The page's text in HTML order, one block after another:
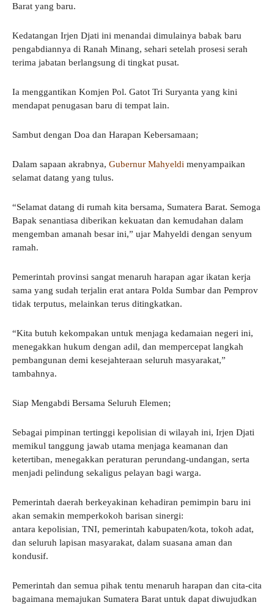
Barat yang baru.
Kedatangan Irjen Djati ini menandai dimulainya babak baru
pengabdiannya di Ranah Minang, sehari setelah prosesi serah
terima jabatan berlangsung di tingkat pusat.
Ia menggantikan Komjen Pol. Gatot Tri Suryanta yang kini
mendapat penugasan baru di tempat lain.
Sambut dengan Doa dan Harapan Kebersamaan;
Dalam sapaan akrabnya, Gubernur Mahyeldi menyampaikan
selamat datang yang tulus.
“Selamat datang di rumah kita bersama, Sumatera Barat. Semoga
Bapak senantiasa diberikan kekuatan dan kemudahan dalam
mengemban amanah besar ini,” ujar Mahyeldi dengan senyum
ramah.
Pemerintah provinsi sangat menaruh harapan agar ikatan kerja
sama yang sudah terjalin erat antara Polda Sumbar dan Pemprov
tidak terputus, melainkan terus ditingkatkan.
“Kita butuh kekompakan untuk menjaga kedamaian negeri ini,
menegakkan hukum dengan adil, dan mempercepat langkah
pembangunan demi kesejahteraan seluruh masyarakat,”
tambahnya.
Siap Mengabdi Bersama Seluruh Elemen;
Sebagai pimpinan tertinggi kepolisian di wilayah ini, Irjen Djati
memikul tanggung jawab utama menjaga keamanan dan
ketertiban, menegakkan peraturan perundang-undangan, serta
menjadi pelindung sekaligus pelayan bagi warga.
Pemerintah daerah berkeyakinan kehadiran pemimpin baru ini
akan semakin memperkokoh barisan sinergi:
antara kepolisian, TNI, pemerintah kabupaten/kota, tokoh adat,
dan seluruh lapisan masyarakat, dalam suasana aman dan
kondusif.
Pemerintah dan semua pihak tentu menaruh harapan dan cita-cita
bagaimana memajukan Sumatera Barat untuk dapat diwujudkan